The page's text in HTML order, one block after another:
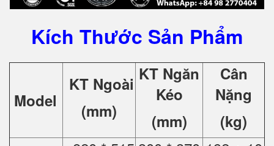
Kích Thước Sản Phẩm
Model
KT Ngoài
(mm)
KT Ngăn
Kéo
(mm)
Cân
Nặng
(kg)